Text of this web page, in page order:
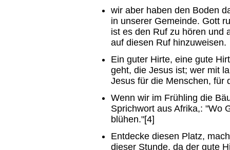
wir aber haben den Boden
in unserer Gemeinde. Gott
ist es den Ruf zu hören und
auf diesen Ruf hinzuweisen.
Ein guter Hirte, eine gute
geht, die Jesus ist; wer mit
Jesus für die Menschen, für
Wenn wir im Frühling die
Sprichwort aus Afrika,: "Wo
blühen."[4]
Entdecke diesen Platz,
dieser Stunde, da der gute